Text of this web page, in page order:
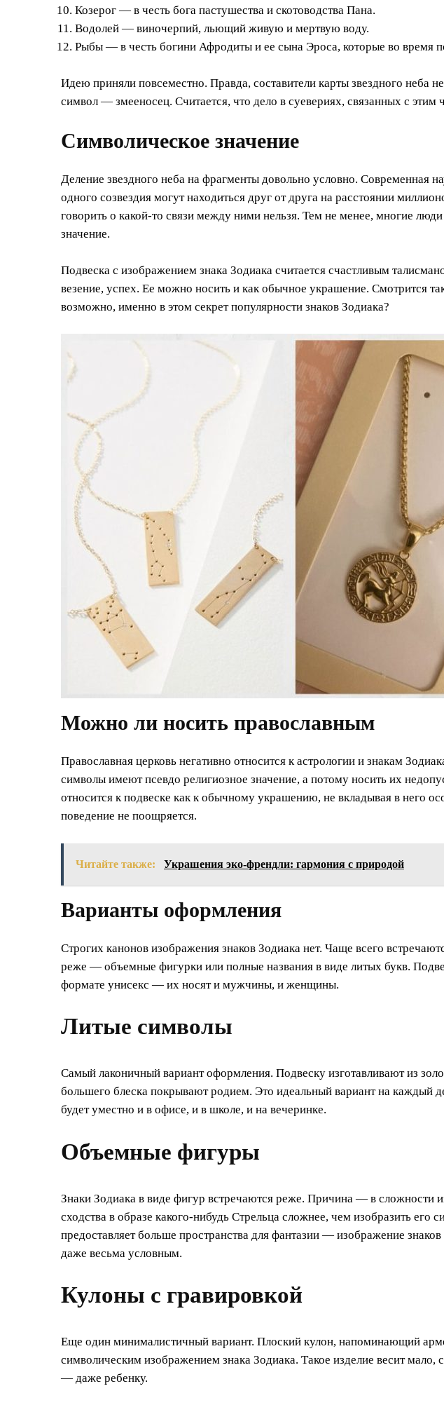
Козерог — в честь бога пастушества и скотоводства Пана.
Водолей — виночерпий, льющий живую и мертвую воду.
Рыбы — в честь богини Афродиты и ее сына Эроса, которые во время
Идею приняли повсеместно. Правда, составители карты звездного неба
символ — змееносец. Считается, что дело в суевериях, связанных с этим
Символическое значение
Деление звездного неба на фрагменты довольно условно. Современная
одного созвездия могут находиться друг от друга на расстоянии
говорить о какой-то связи между ними нельзя. Тем не менее, многие
значение.
Подвеска с изображением знака Зодиака считается счастливым
везение, успех. Ее можно носить и как обычное украшение. Смотрится
возможно, именно в этом секрет популярности знаков Зодиака?
Можно ли носить православным
Православная церковь негативно относится к астрологии и знакам
символы имеют псевдо религиозное значение, а потому носить их
относится к подвеске как к обычному украшению, не вкладывая в него
поведение не поощряется.
Читайте также: Украшения эко-френдли: гармония с природой
Варианты оформления
Строгих канонов изображения знаков Зодиака нет. Чаще всего
реже — объемные фигурки или полные названия в виде литых букв.
формате унисекс — их носят и мужчины, и женщины.
Литые символы
Самый лаконичный вариант оформления. Подвеску изготавливают из
большего блеска покрывают родием. Это идеальный вариант на каждый
будет уместно и в офисе, и в школе, и на вечеринке.
Объемные фигуры
Знаки Зодиака в виде фигур встречаются реже. Причина — в сложности
сходства в образе какого-нибудь Стрельца сложнее, чем изобразить его
предоставляет больше пространства для фантазии — изображение
даже весьма условным.
Кулоны с гравировкой
Еще один минималистичный вариант. Плоский кулон, напоминающий
символическим изображением знака Зодиака. Такое изделие весит мало,
— даже ребенку.